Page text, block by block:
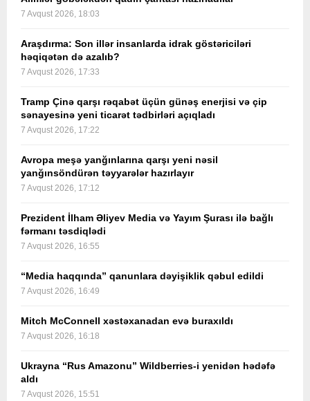
7 Avqust 2026, 18:03
Araşdırma: Son illər insanlarda idrak göstəriciləri
həqiqətən də azalıb?
7 Avqust 2026, 17:33
Tramp Çinə qarşı rəqabət üçün günəş enerjisi və çip
sənayesinə yeni ticarət tədbirləri açıqladı
7 Avqust 2026, 17:22
Avropa meşə yanğınlarına qarşı yeni nəsil
yanğınsöndürən təyyarələr hazırlayır
7 Avqust 2026, 17:12
Prezident İlham Əliyev Media və Yayım Şurası ilə bağlı
fərmanı təsdiqlədi
7 Avqust 2026, 16:55
“Media haqqında” qanunlara dəyişiklik qəbul edildi
7 Avqust 2026, 16:49
Mitch McConnell xəstəxanadan evə buraxıldı
7 Avqust 2026, 16:18
Ukrayna “Rus Amazonu” Wildberries-i yenidən hədəfə
aldı
7 Avqust 2026, 15:51